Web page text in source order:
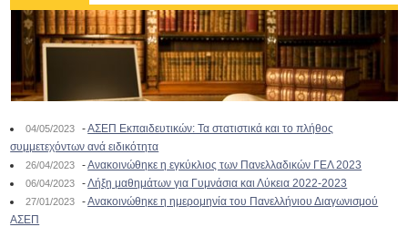
04/05/2023 -ΑΣΕΠ Εκπαιδευτικών: Τα στατιστικά και το πλήθος
συμμετεχόντων ανά ειδικότητα
26/04/2023 -Ανακοινώθηκε η εγκύκλιος των Πανελλαδικών ΓΕΛ 2023
06/04/2023 -Λήξη μαθημάτων για Γυμνάσια και Λύκεια 2022-2023
27/01/2023 -Ανακοινώθηκε η ημερομηνία του Πανελλήνιου Διαγωνισμού
ΑΣΕΠ